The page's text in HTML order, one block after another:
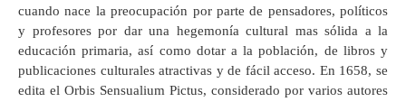
cuando nace la preocupación por parte de pensadores, políticos
y profesores por dar una hegemonía cultural mas sólida a la
educación primaria, así como dotar a la población, de libros y
publicaciones culturales atractivas y de fácil acceso. En 1658, se
edita el Orbis Sensualium Pictus, considerado por varios autores